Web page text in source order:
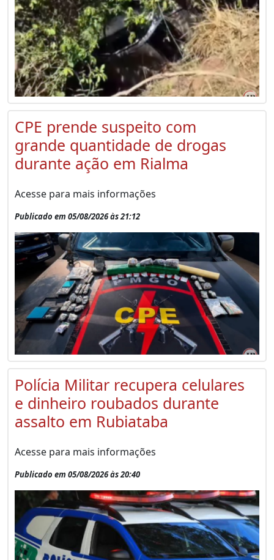
CPE prende suspeito com
grande quantidade de drogas
durante ação em Rialma
Acesse para mais informações
Publicado em 05/08/2026 às 21:12
Polícia Militar recupera celulares
e dinheiro roubados durante
assalto em Rubiataba
Acesse para mais informações
Publicado em 05/08/2026 às 20:40